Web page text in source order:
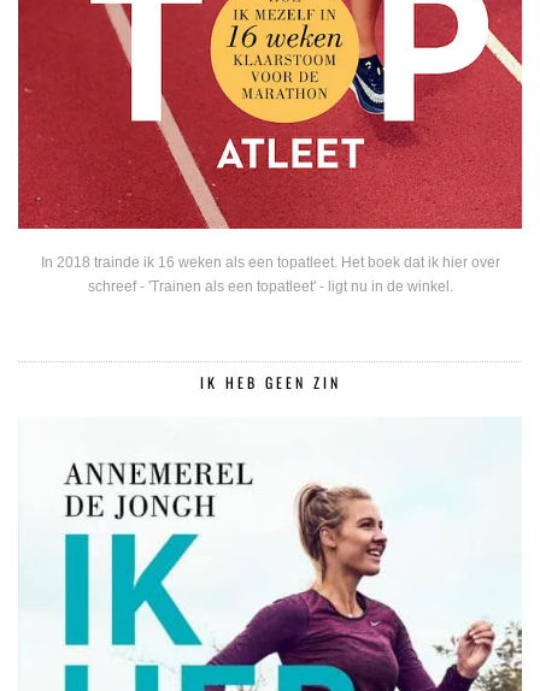
In 2018 trainde ik 16 weken als een topatleet. Het boek dat ik hier over
schreef - 'Trainen als een topatleet' - ligt nu in de winkel.
IK HEB GEEN ZIN